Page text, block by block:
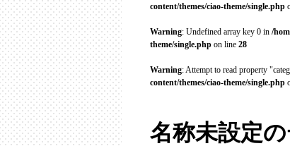
content/themes/ciao-theme/single.php
Warning: Undefined array key 0 in /
theme/single.php on line 28
Warning: Attempt to read property
content/themes/ciao-theme/single.php
名称未設定